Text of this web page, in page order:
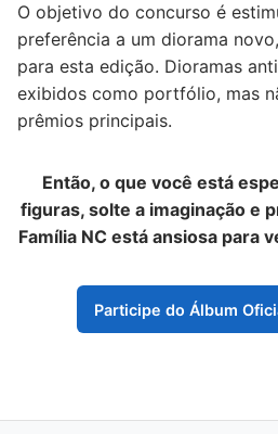
O objetivo do concurso é
preferência a um diorama
para esta edição. Dioramas
exibidos como portfólio, mas
prêmios principais.
Então, o que você está
figuras, solte a imaginação e
Família NC está ansiosa para
Participe do Álbum